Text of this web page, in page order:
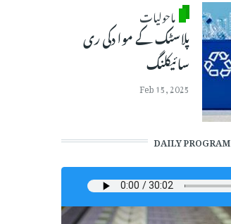
ماحولیات
پلاسٹک کے موا دکی ری
سائیکلنگ
Feb 15, 2025
DAILY PROGRAM